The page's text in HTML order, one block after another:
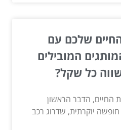
שלכם עם
המובילים
כל שקל?
החיים, הדבר הראשון
יוקרתית, שדרוג רכב